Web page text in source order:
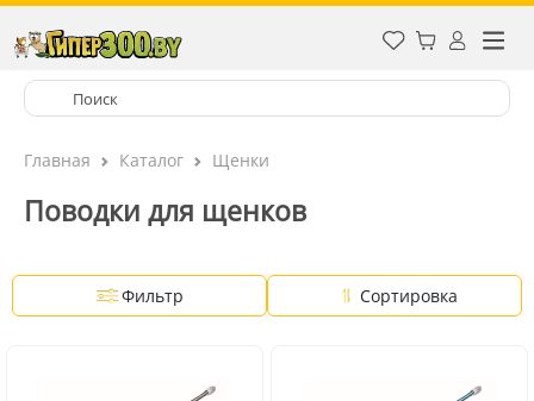
Главная Каталог Щенки
Поводки для щенков
Фильтр Сортировка